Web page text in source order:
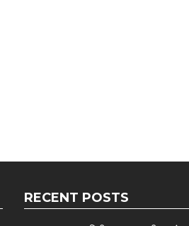
RECENT POSTS